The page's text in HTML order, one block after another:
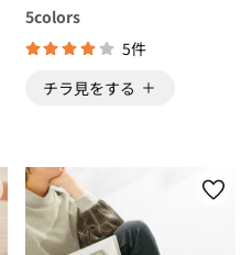
5colors
5件
チラ見をする